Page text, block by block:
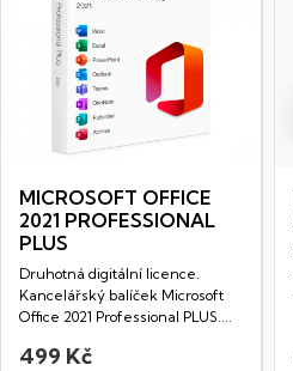
MICROSOFT OFFICE
2021 PROFESSIONAL
PLUS
Druhotná digitální licence.
Kancelářský balíček Microsoft
Office 2021 Professional PLUS....
499 Kč